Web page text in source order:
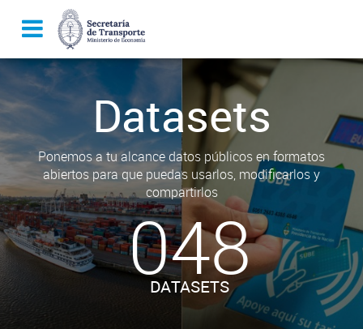
Datasets
Ponemos a tu alcance datos públicos en formatos
abiertos para que puedas usarlos, modificarlos y
compartirlos
048
DATASETS